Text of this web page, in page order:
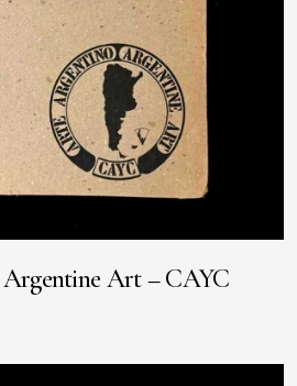
Art – CAYC